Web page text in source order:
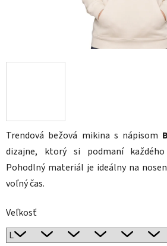
Trendová bežová mikina s nápisom
dizajne, ktorý si podmaní každého
Pohodlný materiál je ideálny na
voľný čas.
Veľkosť